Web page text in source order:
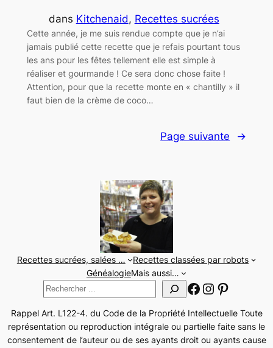
dans Kitchenaid, Recettes sucrées
Cette année, je me suis rendue compte que je n’ai
jamais publié cette recette que je refais pourtant tous
les ans pour les fêtes tellement elle est simple à
réaliser et gourmande ! Ce sera donc chose faite !
Attention, pour que la recette monte en « chantilly » il
faut bien de la crème de coco…
Page suivante →
Recettes sucrées, salées …
Recettes classées par robots
GénéalogieMais aussi…
Rechercher
Facebook
Instagram
Rappel Art. L122-4. du Code de la Propriété Intellectuelle Toute
représentation ou reproduction intégrale ou partielle faite sans le
consentement de l’auteur ou de ses ayants droit ou ayants cause